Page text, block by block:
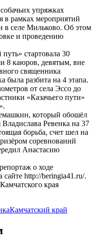
упряжках
в рамках мероприятий
селе Мильково. Об этом
и проведению
стартовала 30
8 каюров, девятым, вне
священника
была разбита на 4 этапа.
от села Эссо до
«Казачьего пути»
который обошёл
Ревенка на 37
борьба, счет шел на
соревнований
Анастасию
о ходе
http://beringia41.ru/.
края
Камчатский край